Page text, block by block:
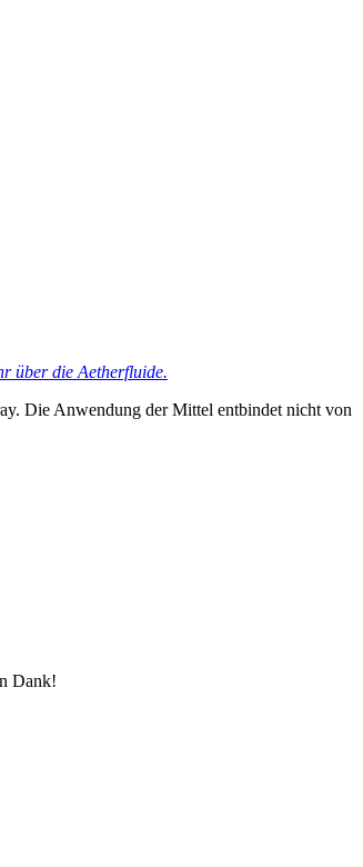
über die Aetherfluide.
Die Anwendung der Mittel entbindet nicht von
Dank!